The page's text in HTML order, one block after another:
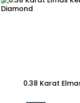
0.38 Karat